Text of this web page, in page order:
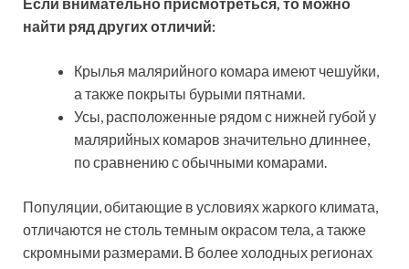
найти ряд других отличий:
Крылья малярийного комара имеют чешуйки,
а также покрыты бурыми пятнами.
Усы, расположенные рядом с нижней губой у
малярийных комаров значительно длиннее,
по сравнению с обычными комарами.
Популяции, обитающие в условиях жаркого климата,
отличаются не столь темным окрасом тела, а также
скромными размерами. В более холодных регионах